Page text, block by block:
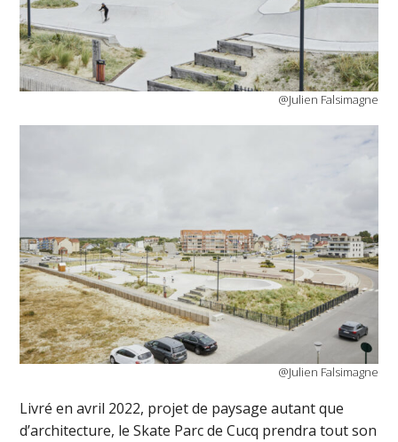
@Julien Falsimagne
@Julien Falsimagne
Livré en avril 2022, projet de paysage autant que
d’architecture, le Skate Parc de Cucq prendra tout son